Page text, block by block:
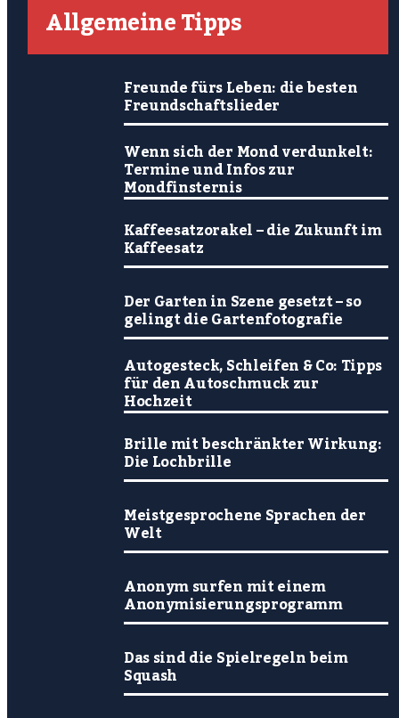
Allgemeine Tipps
Freunde fürs Leben: die besten
Freundschaftslieder
Wenn sich der Mond verdunkelt:
Termine und Infos zur
Mondfinsternis
Kaffeesatzorakel – die Zukunft im
Kaffeesatz
Der Garten in Szene gesetzt – so
gelingt die Gartenfotografie
Autogesteck, Schleifen & Co: Tipps
für den Autoschmuck zur
Hochzeit
Brille mit beschränkter Wirkung:
Die Lochbrille
Meistgesprochene Sprachen der
Welt
Anonym surfen mit einem
Anonymisierungsprogramm
Das sind die Spielregeln beim
Squash